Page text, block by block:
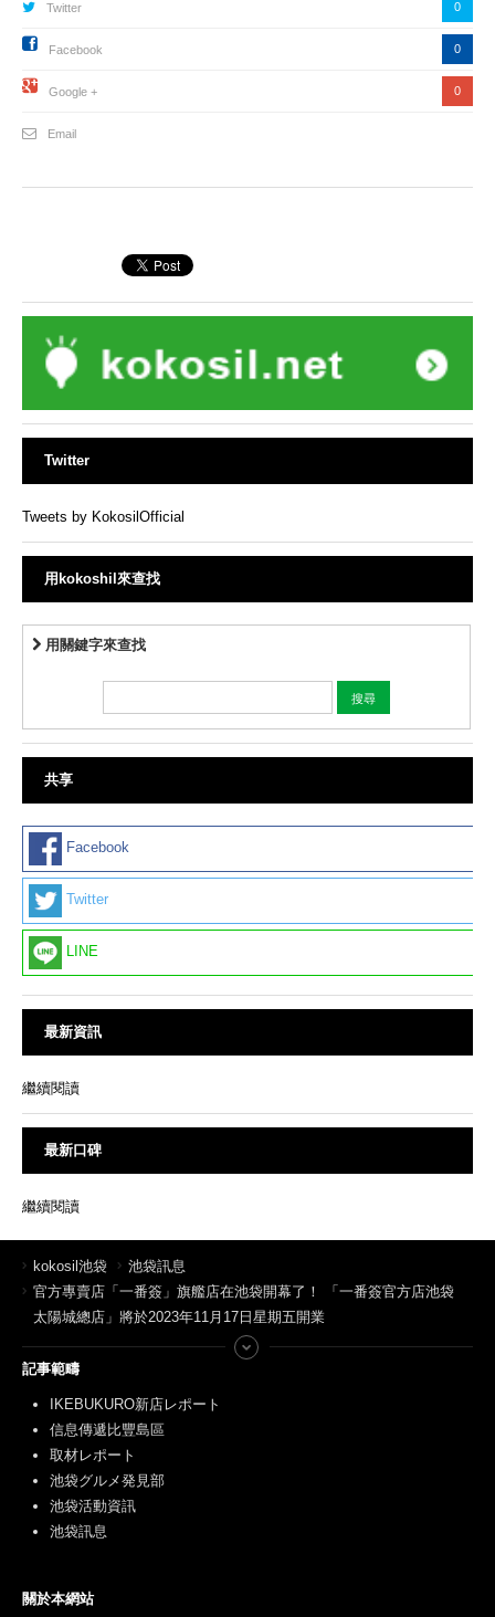
Twitter 0
Facebook 0
Google + 0
Email
Twitter
Tweets by KokosilOfficial
用kokoshil來查找
用關鍵字來查找
共享
Facebook
Twitter
LINE
最新資訊
繼續閱讀
最新口碑
繼續閱讀
kokosil池袋
池袋訊息
官方專賣店「一番簽」旗艦店在池袋開幕了！ 「一番簽官方店池袋
太陽城總店」將於2023年11月17日星期五開業
記事範疇
IKEBUKURO新店レポート
信息傳遞比豐島區
取材レポート
池袋グルメ発見部
池袋活動資訊
池袋訊息
關於本網站